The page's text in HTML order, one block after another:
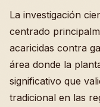
La investigación
centrado
acaricidas contra
área donde la
significativo que
tradicional en las